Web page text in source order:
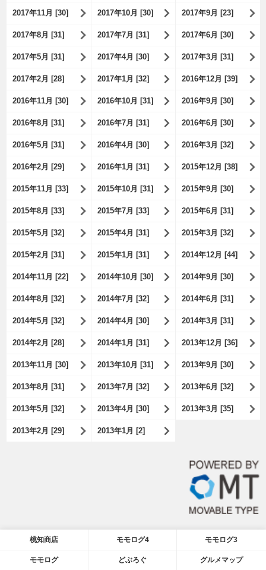
2017年11月 [30] 2017年10月 [30] 2017年9月 [23]
2017年8月 [31] 2017年7月 [31] 2017年6月 [30]
2017年5月 [31] 2017年4月 [30] 2017年3月 [31]
2017年2月 [28] 2017年1月 [32] 2016年12月 [39]
2016年11月 [30] 2016年10月 [31] 2016年9月 [30]
2016年8月 [31] 2016年7月 [31] 2016年6月 [30]
2016年5月 [31] 2016年4月 [30] 2016年3月 [32]
2016年2月 [29] 2016年1月 [31] 2015年12月 [38]
2015年11月 [33] 2015年10月 [31] 2015年9月 [30]
2015年8月 [33] 2015年7月 [33] 2015年6月 [31]
2015年5月 [32] 2015年4月 [31] 2015年3月 [32]
2015年2月 [31] 2015年1月 [31] 2014年12月 [44]
2014年11月 [22] 2014年10月 [30] 2014年9月 [30]
2014年8月 [32] 2014年7月 [32] 2014年6月 [31]
2014年5月 [32] 2014年4月 [30] 2014年3月 [31]
2014年2月 [28] 2014年1月 [31] 2013年12月 [36]
2013年11月 [30] 2013年10月 [31] 2013年9月 [30]
2013年8月 [31] 2013年7月 [32] 2013年6月 [32]
2013年5月 [32] 2013年4月 [30] 2013年3月 [35]
2013年2月 [29] 2013年1月 [2]
桃知商店 モモログ4 モモログ3
モモログ どぶろぐ グルメマップ